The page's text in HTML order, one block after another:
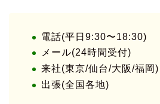
電話(平日9:30〜18:30)
メール(24時間受付)
来社(東京/仙台/大阪/福岡)
出張(全国各地)